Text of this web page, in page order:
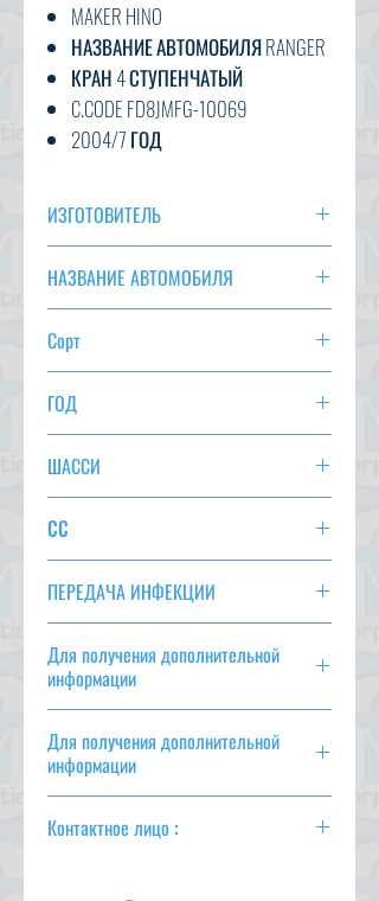
MAKER HINO
НАЗВАНИЕ АВТОМОБИЛЯ RANGER
КРАН 4 СТУПЕНЧАТЫЙ
C.CODE FD8JMFG-10069
2004/7 ГОД
ТРАНСМИССИЯ F6
ЦВЕТ БЕЛЫЙ
Км
ВАРИАНТ AC, PS, PW, AT, ABS,
ИЗГОТОВИТЕЛЬ
НАЗВАНИЕ АВТОМОБИЛЯ
Сорт
ГОД
ШАССИ
CC
ПЕРЕДАЧА ИНФЕКЦИИ
Для получения дополнительной
информации
Для получения дополнительной
информации
Контактное лицо :
Махмуд Хасан